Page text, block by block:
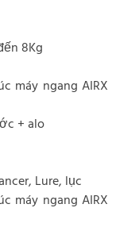
8Kg
máy ngang AIRX
+ alo
Lure, lục
máy ngang AIRX